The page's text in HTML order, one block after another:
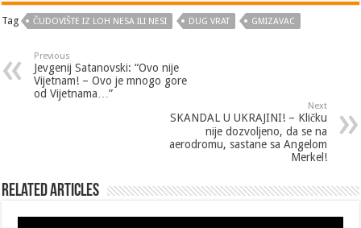
Tag ČUDOVIŠTE IZ LOH NESA ILI NESI DUG VRAT GMIZAVAC
Previous
Jevgenij Satanovski: “Ovo nije
Vijetnam! – Ovo je mnogo gore
od Vijetnama…”
Next
SKANDAL U UKRAJINI! – Kličku
nije dozvoljeno, da se na
aerodromu, sastane sa Angelom
Merkel!
Related Articles